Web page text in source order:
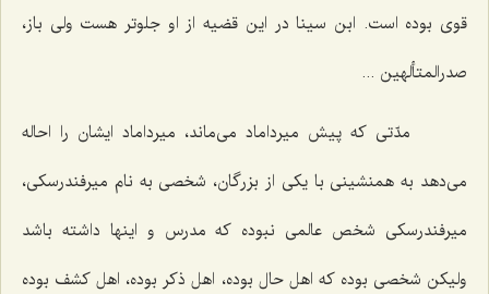
قوی بوده است. ابن سینا در این قضیه از او جلوتر هست ولی باز،
صدرالمتألهین ...
مدّتی كه پیش میرداماد می‌ماند، میرداماد ایشان را احاله
می‌دهد به همنشینی با یكی از بزرگان، شخصی به نام میرفندرسكی،
میرفندرسكی شخص عالمی نبوده كه مدرس و اینها داشته باشد
ولیكن شخصی بوده كه اهل حال بوده، اهل ذكر بوده، اهل كشف بوده